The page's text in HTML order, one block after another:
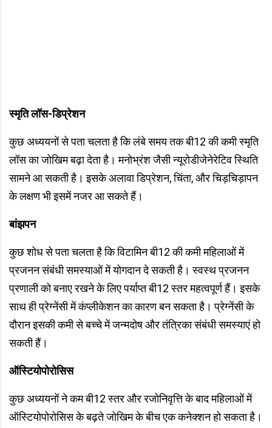
स्मृति लॉस-डिप्रेशन
कुछ अध्ययनों से पता चलता है कि लंबे समय तक बी12 की कमी स्मृति
लॉस का जोखिम बढ़ा देता है। मनोभ्रंश जैसी न्यूरोडीजेनेरेटिव स्थिति
सामने आ सकती है। इसके अलावा डिप्रेशन, चिंता, और चिड़चिड़ापन
के लक्षण भी इसमें नजर आ सकते हैं।
बांझपन
कुछ शोध से पता चलता है कि विटामिन बी12 की कमी महिलाओं में
प्रजनन संबंधी समस्याओं में योगदान दे सकती है। स्वस्थ प्रजनन
प्रणाली को बनाए रखने के लिए पर्याप्त बी12 स्तर महत्वपूर्ण हैं। इसके
साथ ही प्रेग्नेंसी में कंप्लीकेशन का कारण बन सकता है। प्रेग्नेंसी के
दौरान इसकी कमी से बच्चे में जन्मदोष और तंत्रिका संबंधी समस्याएं हो
सकती हैं।
ऑस्टियोपोरोसिस
कुछ अध्ययनों ने कम बी12 स्तर और रजोनिवृत्ति के बाद महिलाओं में
ऑस्टियोपोरोसिस के बढ़ते जोखिम के बीच एक कनेक्शन हो सकता है।